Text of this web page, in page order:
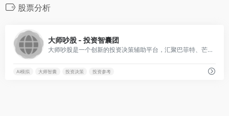
股票分析
大师吵股 - 投资智囊团
大师吵股是一个创新的投资决策辅助平台，汇聚巴菲特、芒格、索罗斯等世界顶级投资大师的智慧，通过AI模拟激烈辩论，为您的投资决策提供多角度专业参考。
AI模拟 大师智囊 投资决策 投资参考